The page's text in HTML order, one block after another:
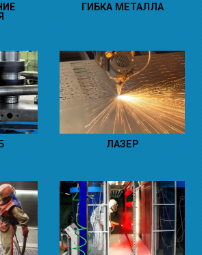
ГИБКА МЕТАЛЛА
ЛАЗЕР